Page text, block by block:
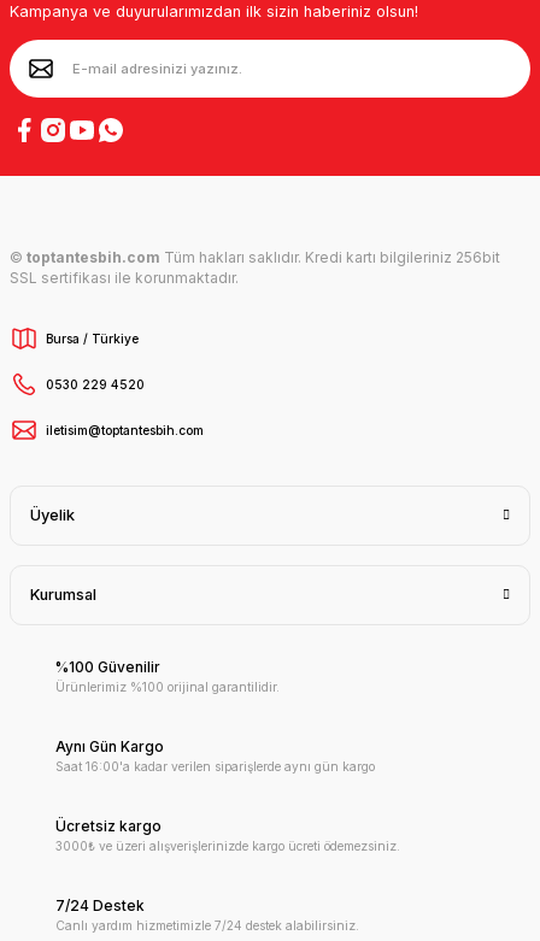
Kampanya ve duyurularımızdan ilk sizin haberiniz olsun!
© toptantesbih.com Tüm hakları saklıdır. Kredi kartı bilgileriniz 256bit
SSL sertifikası ile korunmaktadır.
Bursa / Türkiye
0530 229 4520
iletisim@toptantesbih.com
Üyelik
Kurumsal
%100 Güvenilir
Ürünlerimiz %100 orijinal garantilidir.
Aynı Gün Kargo
Saat 16:00'a kadar verilen siparişlerde aynı gün kargo
Ücretsiz kargo
3000₺ ve üzeri alışverişlerinizde kargo ücreti ödemezsiniz.
7/24 Destek
Canlı yardım hizmetimizle 7/24 destek alabilirsiniz.